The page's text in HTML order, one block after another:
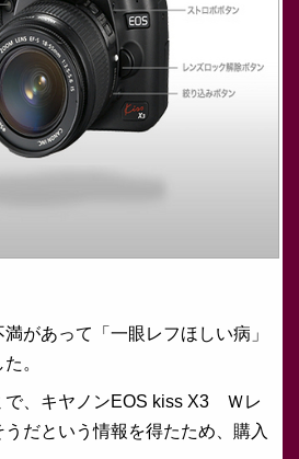
があって「一眼レフほしい病」
。
で、キヤノンEOS kiss X3 Ｗレ
だという情報を得たため、購入